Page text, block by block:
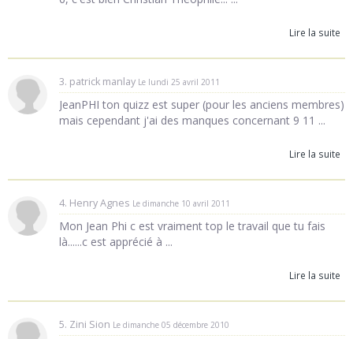
Lire la suite
3. patrick manlay Le lundi 25 avril 2011
JeanPHI ton quizz est super (pour les anciens membres)
mais cependant j'ai des manques concernant 9 11 ...
Lire la suite
4. Henry Agnes Le dimanche 10 avril 2011
Mon Jean Phi c est vraiment top le travail que tu fais
là......c est apprécié à ...
Lire la suite
5. Zini Sion Le dimanche 05 décembre 2010